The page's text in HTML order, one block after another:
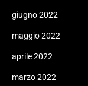
giugno 2022
maggio 2022
aprile 2022
marzo 2022